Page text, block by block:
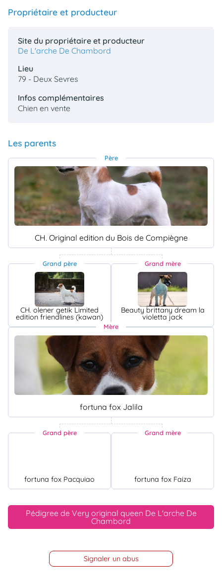
Propriétaire et producteur
Site du propriétaire et producteur
De L'arche De Chambord
Lieu
79 - Deux Sevres
Infos complémentaires
Chien en vente
Les parents
Père
CH. Original edition du Bois de Compiègne
Grand père
CH. olener getik Limited
edition friendlines (kawan)
Grand mère
Beauty brittany dream la
violetta jack
Mère
fortuna fox Jalila
Grand père
fortuna fox Pacquiao
Grand mère
fortuna fox Faiza
Pédigree de Very original queen De L'arche De
Chambord
Signaler un abus